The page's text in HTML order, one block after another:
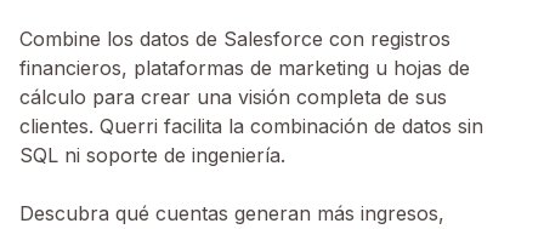
Combine los datos de Salesforce con registros
financieros, plataformas de marketing u hojas de
cálculo para crear una visión completa de sus
clientes. Querri facilita la combinación de datos sin
SQL ni soporte de ingeniería.
Descubra qué cuentas generan más ingresos,